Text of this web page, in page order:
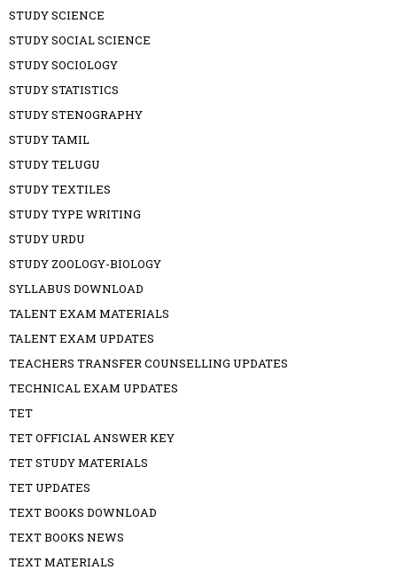
STUDY SCIENCE
STUDY SOCIAL SCIENCE
STUDY SOCIOLOGY
STUDY STATISTICS
STUDY STENOGRAPHY
STUDY TAMIL
STUDY TELUGU
STUDY TEXTILES
STUDY TYPE WRITING
STUDY URDU
STUDY ZOOLOGY-BIOLOGY
SYLLABUS DOWNLOAD
TALENT EXAM MATERIALS
TALENT EXAM UPDATES
TEACHERS TRANSFER COUNSELLING UPDATES
TECHNICAL EXAM UPDATES
TET
TET OFFICIAL ANSWER KEY
TET STUDY MATERIALS
TET UPDATES
TEXT BOOKS DOWNLOAD
TEXT BOOKS NEWS
TEXT MATERIALS